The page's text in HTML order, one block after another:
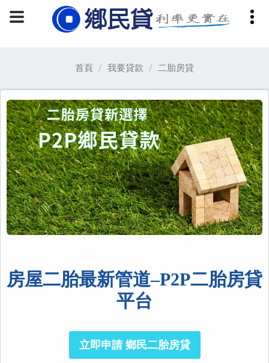
首頁 我要貸款 二胎房貸
房屋二胎最新管道–P2P二胎房貸
平台
立即申請 鄉民二胎房貸